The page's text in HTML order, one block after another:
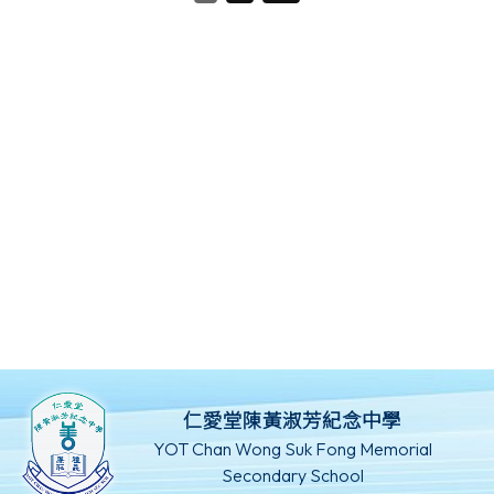
仁愛堂陳黃淑芳紀念中學
YOT Chan Wong Suk Fong Memorial
Secondary School